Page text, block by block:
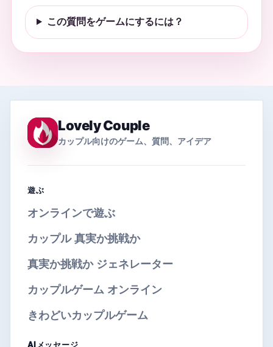
この質問をゲームにするには？
Lovely Couple
カップル向けのゲーム、質問、アイデア
遊ぶ
オンラインで遊ぶ
カップル 真実か挑戦か
真実か挑戦か ジェネレーター
カップルゲーム オンライン
きわどいカップルゲーム
AIメッセージ